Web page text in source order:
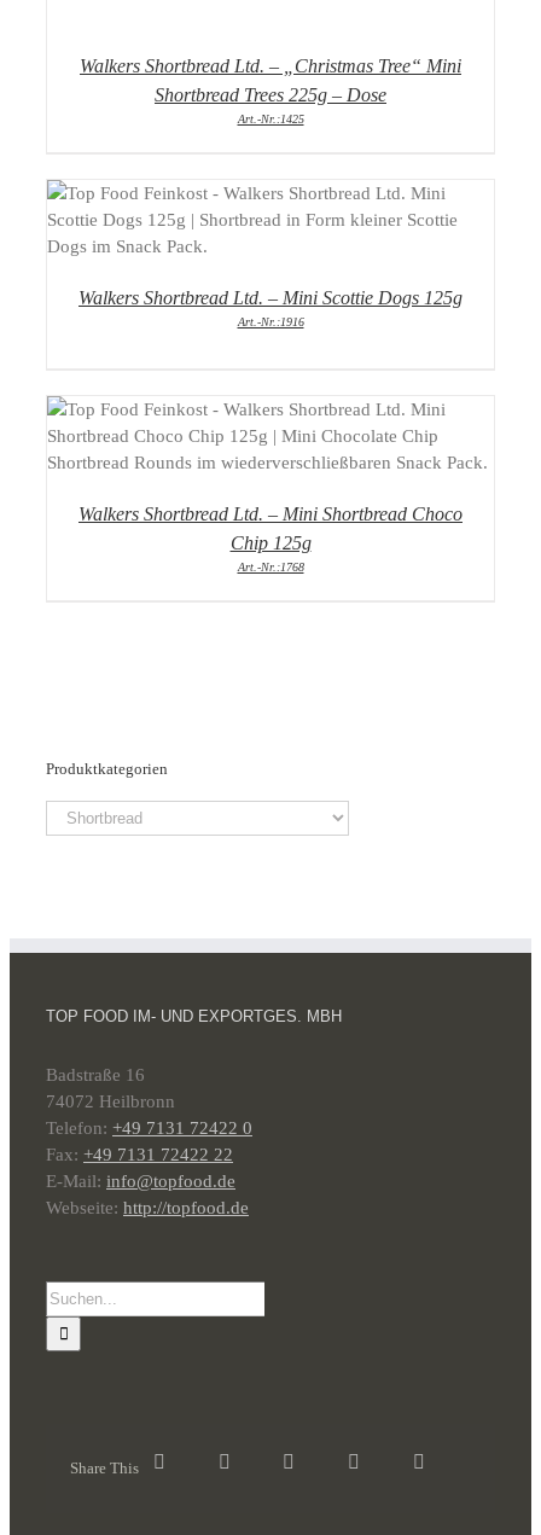
Walkers Shortbread Ltd. – „Christmas Tree“ Mini
Shortbread Trees 225g – Dose
Art.-Nr.:1425
DETAILS
Walkers Shortbread Ltd. – Mini Scottie Dogs 125g
Art.-Nr.:1916
DETAILS
Walkers Shortbread Ltd. – Mini Shortbread Choco
Chip 125g
Art.-Nr.:1768
Produktkategorien
TOP FOOD IM- UND EXPORTGES. MBH
Badstraße 16
74072 Heilbronn
Telefon: +49 7131 72422 0
Fax: +49 7131 72422 22
E-Mail: info@topfood.de
Webseite: http://topfood.de
Suche
nach:
Share This